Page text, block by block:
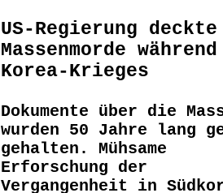
US-Regierung deckte
Massenmorde
Korea-Krieges
Dokumente über die
wurden 50 Jahre lang
gehalten. Mühsame
Erforschung der
Vergangenheit in